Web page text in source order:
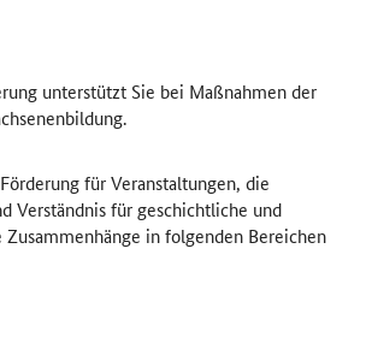
unterstützt Sie bei Maßnahmen der
für Veranstaltungen, die
Verständnis für geschichtliche und
Zusammenhänge in folgenden Bereichen